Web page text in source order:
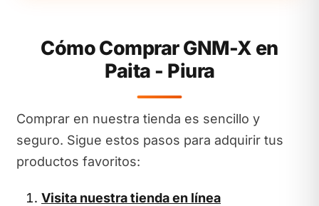
Cómo Comprar GNM-X en
Paita - Piura
Comprar en nuestra tienda es sencillo y
seguro. Sigue estos pasos para adquirir tus
productos favoritos:
Visita nuestra tienda en línea